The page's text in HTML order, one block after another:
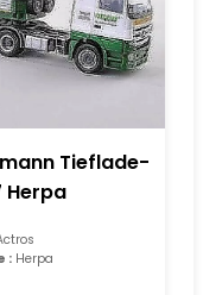
Tieflade-
Herpa
: Herpa